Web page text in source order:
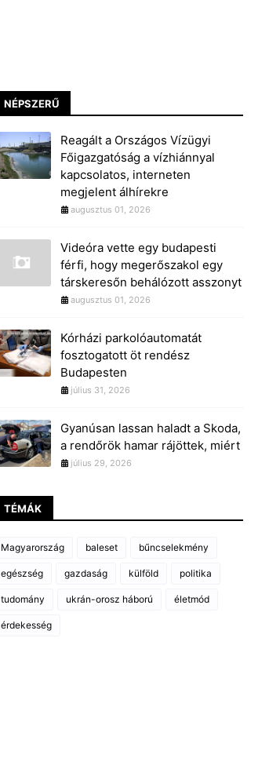
NÉPSZERŰ
Reagált a Országos Vízügyi
Főigazgatóság a vízhiánnyal
kapcsolatos, interneten
megjelent álhírekre
augusztus 01, 2026
Videóra vette egy budapesti
férfi, hogy megerőszakol egy
társkeresőn behálózott asszonyt
augusztus 01, 2026
Kórházi parkolóautomatát
fosztogatott öt rendész
Budapesten
július 31, 2026
Gyanúsan lassan haladt a Skoda,
a rendőrök hamar rájöttek, miért
július 29, 2026
TÉMÁK
Magyarország baleset bűncselekmény
egészség gazdaság külföld politika
tudomány ukrán-orosz háború életmód
érdekesség